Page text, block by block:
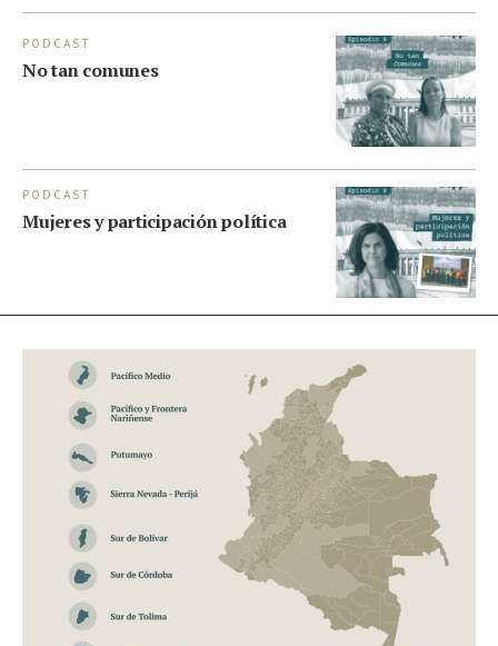
PODCAST
No tan comunes
PODCAST
Mujeres y participación política